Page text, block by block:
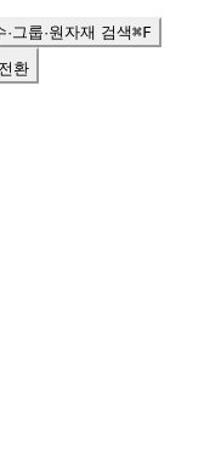
·그룹·원자재 검색⌘F
환